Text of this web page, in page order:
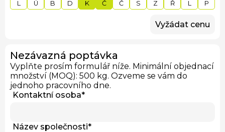
L Ú B D K Č Č S Z Ř L P
Vyžádat cenu
Nezávazná poptávka
Vyplňte prosím formulář níže. Minimální objednací
množství (MOQ): 500 kg. Ozveme se vám do
jednoho pracovního dne.
Kontaktní osoba*
Název společnosti*